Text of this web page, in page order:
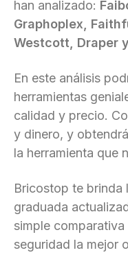
han analizado:
Graphoplex,
Westcott, Draper
En este análisis
herramientas
calidad y precio.
y dinero, y
la herramienta que
Bricostop te brinda
graduada
simple
seguridad la mejor